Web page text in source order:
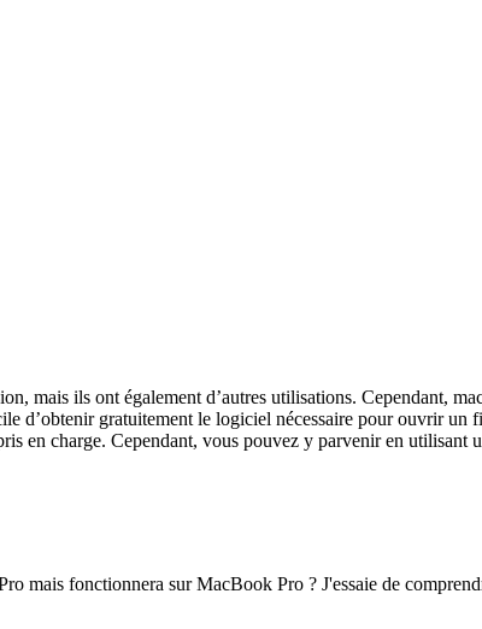
mais ils ont également d’autres utilisations. Cependant,
d’obtenir gratuitement le logiciel nécessaire pour ouvrir
en charge. Cependant, vous pouvez y parvenir en utilisant
mais fonctionnera sur MacBook Pro ? J'essaie de